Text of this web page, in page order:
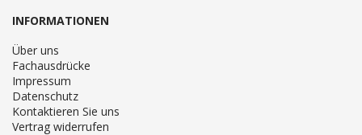
INFORMATIONEN
Über uns
Fachausdrücke
Impressum
Datenschutz
Kontaktieren Sie uns
Vertrag widerrufen